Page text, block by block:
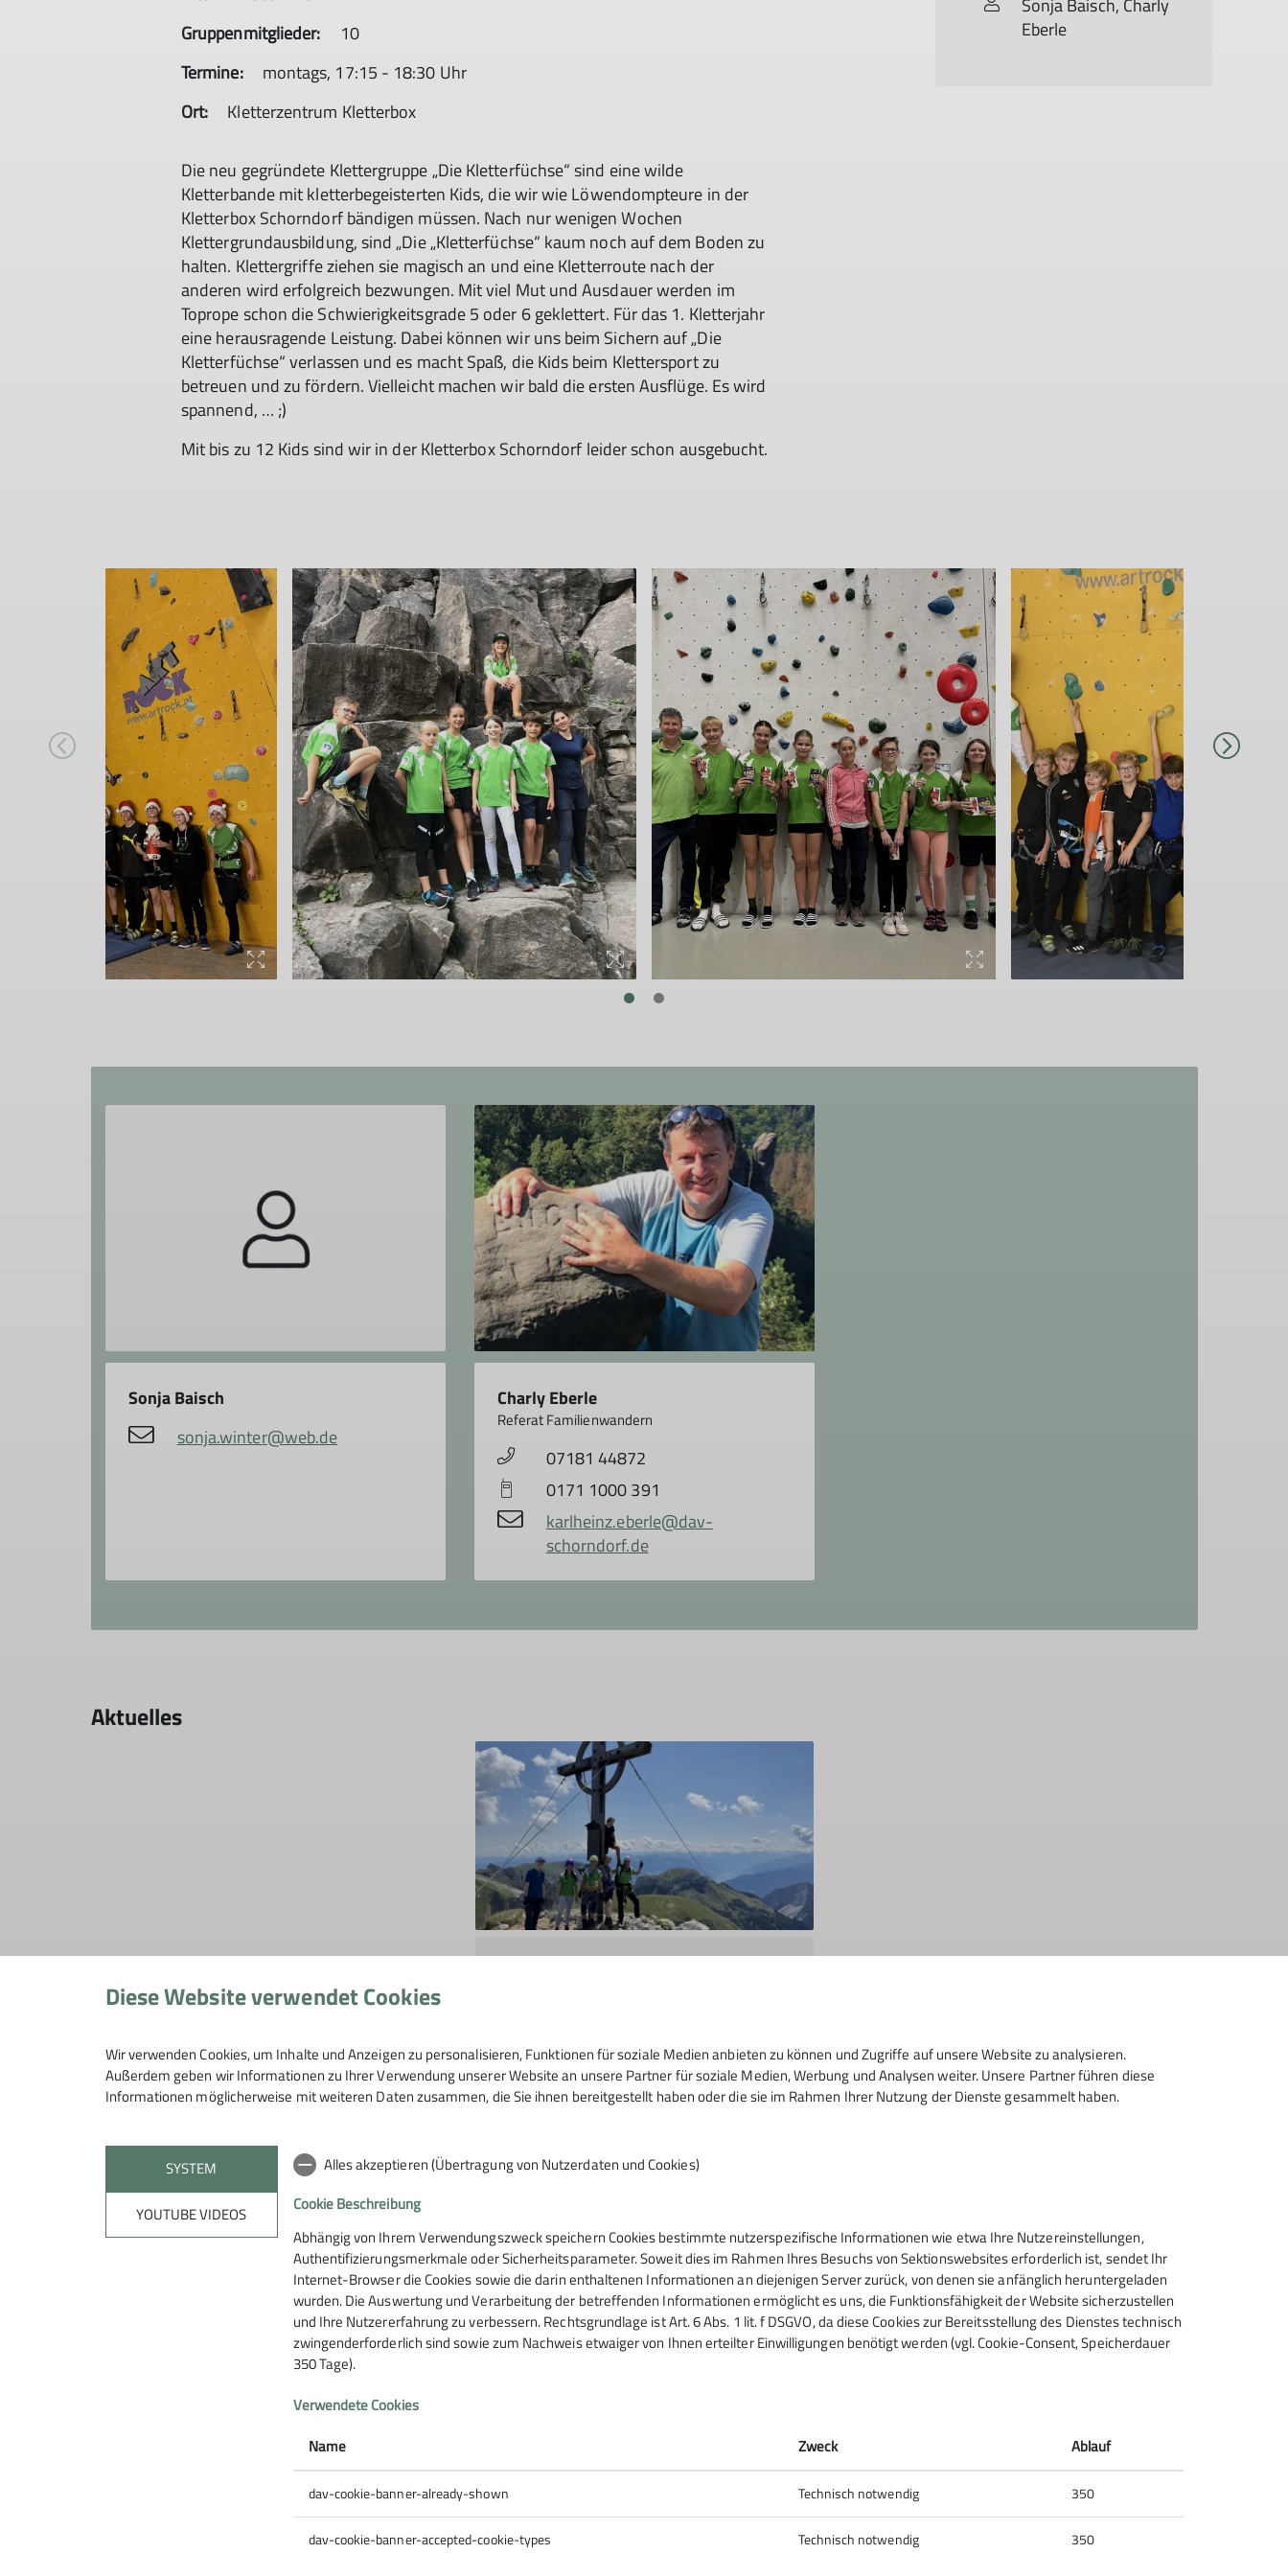
Gruppenmitglieder:
10
Termine:
montags, 17:15 - 18:30 Uhr
Ort:
Kletterzentrum Kletterbox
Die neu gegründete Klettergruppe „Die Kletterfüchse“ sind eine wilde
Kletterbande mit kletterbegeisterten Kids, die wir wie Löwendompteure in der
Kletterbox Schorndorf bändigen müssen. Nach nur wenigen Wochen
Klettergrundausbildung, sind „Die „Kletterfüchse“ kaum noch auf dem Boden zu
halten. Klettergriffe ziehen sie magisch an und eine Kletterroute nach der
anderen wird erfolgreich bezwungen. Mit viel Mut und Ausdauer werden im
Toprope schon die Schwierigkeitsgrade 5 oder 6 geklettert. Für das 1. Kletterjahr
eine herausragende Leistung. Dabei können wir uns beim Sichern auf „Die
Kletterfüchse“ verlassen und es macht Spaß, die Kids beim Klettersport zu
betreuen und zu fördern. Vielleicht machen wir bald die ersten Ausflüge. Es wird
spannend, … ;)
Mit bis zu 12 Kids sind wir in der Kletterbox Schorndorf leider schon ausgebucht.
Sonja Baisch, Charly
Eberle
Sonja Baisch
sonja.winter@web.de
Charly Eberle
Referat Familienwandern
07181 44872
0171 1000 391
karlheinz.eberle@dav-
schorndorf.de
Aktuelles
Kletterfüchse“
16.11.2025
Rofangebirge in Tirol.
Freeride Mountain Fahrradwelt GmbH
Deutschen Alpenvereins e.V.
Richard-Kapphan-Str. 10
Telefon +49718121999
Diese Website verwendet Cookies
Wir verwenden Cookies, um Inhalte und Anzeigen zu personalisieren, Funktionen für soziale Medien anbieten zu können und Zugriffe auf unsere Website zu analysieren.
Außerdem geben wir Informationen zu Ihrer Verwendung unserer Website an unsere Partner für soziale Medien, Werbung und Analysen weiter. Unsere Partner führen diese
Informationen möglicherweise mit weiteren Daten zusammen, die Sie ihnen bereitgestellt haben oder die sie im Rahmen Ihrer Nutzung der Dienste gesammelt haben.
SYSTEM
YOUTUBE VIDEOS
Alles akzeptieren (Übertragung von Nutzerdaten und Cookies)
Cookie Beschreibung
Abhängig von Ihrem Verwendungszweck speichern Cookies bestimmte nutzerspezifische Informationen wie etwa Ihre Nutzereinstellungen,
Authentifizierungsmerkmale oder Sicherheitsparameter. Soweit dies im Rahmen Ihres Besuchs von Sektionswebsites erforderlich ist, sendet Ihr
Internet-Browser die Cookies sowie die darin enthaltenen Informationen an diejenigen Server zurück, von denen sie anfänglich heruntergeladen
wurden. Die Auswertung und Verarbeitung der betreffenden Informationen ermöglicht es uns, die Funktionsfähigkeit der Website sicherzustellen
und Ihre Nutzererfahrung zu verbessern. Rechtsgrundlage ist Art. 6 Abs. 1 lit. f DSGVO, da diese Cookies zur Bereitsstellung des Dienstes technisch
zwingenderforderlich sind sowie zum Nachweis etwaiger von Ihnen erteilter Einwilligungen benötigt werden (vgl. Cookie-Consent, Speicherdauer
350 Tage).
Verwendete Cookies
Name
Zweck Ablauf
dav-cookie-banner-already-shown Technisch notwendig 350
dav-cookie-banner-accepted-cookie-types Technisch notwendig 350